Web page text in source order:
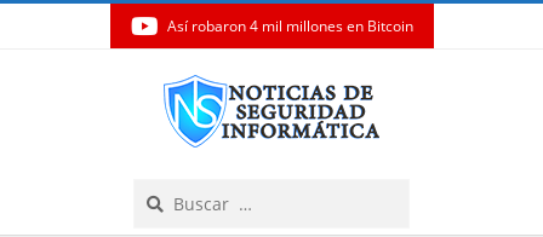
Así robaron 4 mil millones en Bitcoin